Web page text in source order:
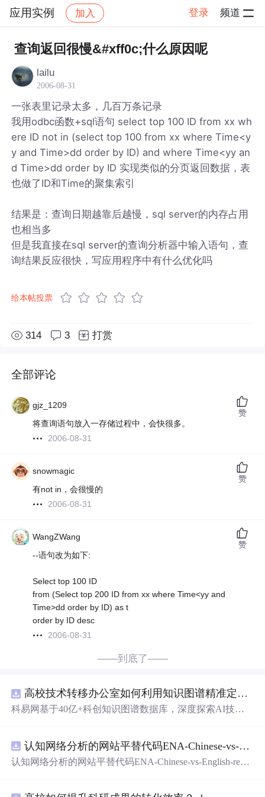
应用实例 加入 登录 频道
社区 应用实例 帖子详情
查询返回很慢&#xff0c;什么原因呢
lailu
2006-08-31
一张表里记录太多，几百万条记录
我用odbc函数+sql语句 select top 100 ID from xx wh
ere ID not in (select top 100 from xx where Time<y
y and Time>dd order by ID) and where Time<yy an
d Time>dd order by ID 实现类似的分页返回数据，表
也做了ID和Time的聚集索引
结果是：查询日期越靠后越慢，sql server的内存占用
也相当多
但是我直接在sql server的查询分析器中输入语句，查
询结果反应很快，写应用程序中有什么优化吗
给本帖投票
314 3 打赏
全部评论
gjz_1209
将查询语句放入一存储过程中，会快很多。
2006-08-31
赞
snowmagic
有not in，会很慢的
2006-08-31
赞
WangZWang
--语句改为如下:
Select top 100 ID
from (Select top 200 ID from xx where Time<yy and
Time>dd order by ID) as t
order by ID desc
2006-08-31
赞
——到底了——
高校技术转移办公室如何利用知识图谱精准定位产业需求与技术适配点？.docx
科易网基于40亿+科创知识图谱数据库，深度探索AI技术
新领域的AI+数智化解决方案，推动科技创新与产业创新
智能化发展。
认知网络分析的网站平替代码ENA-Chinese-vs-English-reproducible.zip
认知网络分析的网站平替代码ENA-Chinese-vs-English-repro